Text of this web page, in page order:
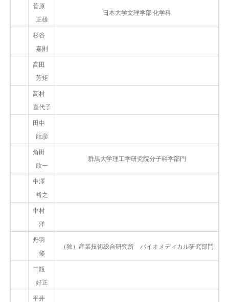
菅原
正雄
日本大学文理学部 化学科
杉谷
嘉則
高田
芳矩
高村
喜代子
田中
龍彦
角田
欣一
群馬大学理工学研究院分子科学部門
中澤
裕之
中村
洋
丹羽
修
（独）産業技術総合研究所 バイオメディカル研究部門
二瓶
好正
平井